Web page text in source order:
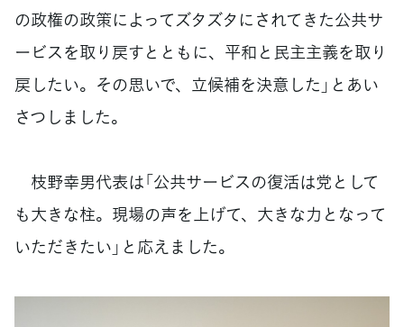
の政権の政策によってズタズタにされてきた公共サ
ービスを取り戻すとともに、平和と民主主義を取り
戻したい。その思いで、立候補を決意した」とあい
さつしました。
枝野幸男代表は「公共サービスの復活は党として
も大きな柱。現場の声を上げて、大きな力となって
いただきたい」と応えました。